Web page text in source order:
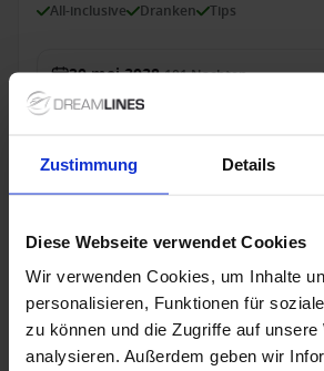
Zustimmung Details
Diese Webseite verwendet Cookies
Wir verwenden Cookies, um Inhalte
personalisieren, Funktionen für
zu können und die Zugriffe auf unsere
analysieren. Außerdem geben wir
All-inclusive Dranken Tips
30 mei 2028 101Nachten
72,859 €p.p.
Europa vanaf Hamburg, Duitsland
HANSEATIC nature
Van Hamburg Naar Kiel
HANSEATIC nature